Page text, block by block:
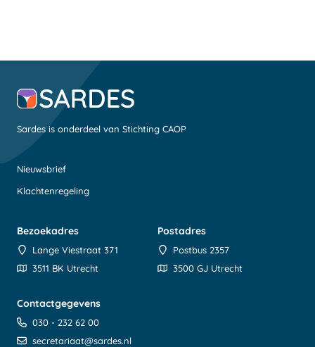
Sardes is onderdeel van Stichting CAOP
Nieuwsbrief
Klachtenregeling
Bezoekadres
Lange Viestraat 371
3511 BK Utrecht
Postadres
Postbus 2357
3500 GJ Utrecht
Contactgegevens
030 - 232 62 00
secretariaat@sardes.nl